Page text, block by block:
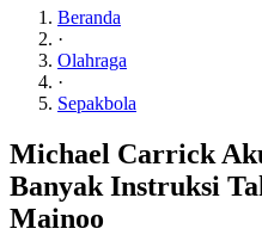
Beranda
·
Olahraga
·
Sepakbola
Michael Carrick
Banyak Instruksi
Mainoo